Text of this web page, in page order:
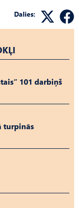
Dalies:
101 darbiņš
turpinās